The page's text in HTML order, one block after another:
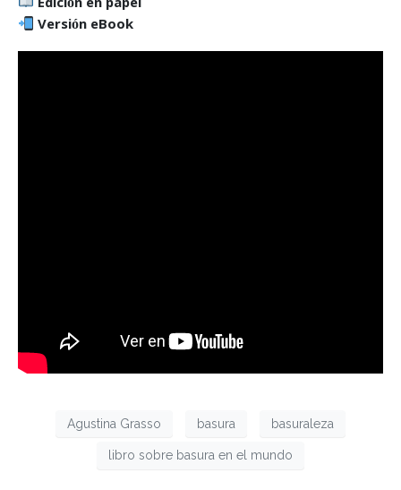
Edición en papel
Versión eBook
Agustina Grasso basura basuraleza
libro sobre basura en el mundo